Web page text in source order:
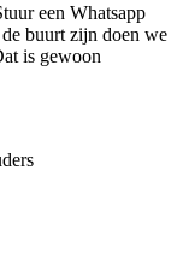
een Whatsapp
buurt zijn doen we
is gewoon